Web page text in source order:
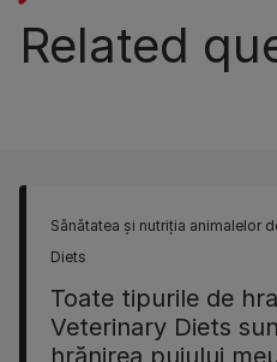
Related
Sănătatea şi nutriţia animalelor
Diets
Toate tipurile de
Veterinary Diets
hrănirea puiului